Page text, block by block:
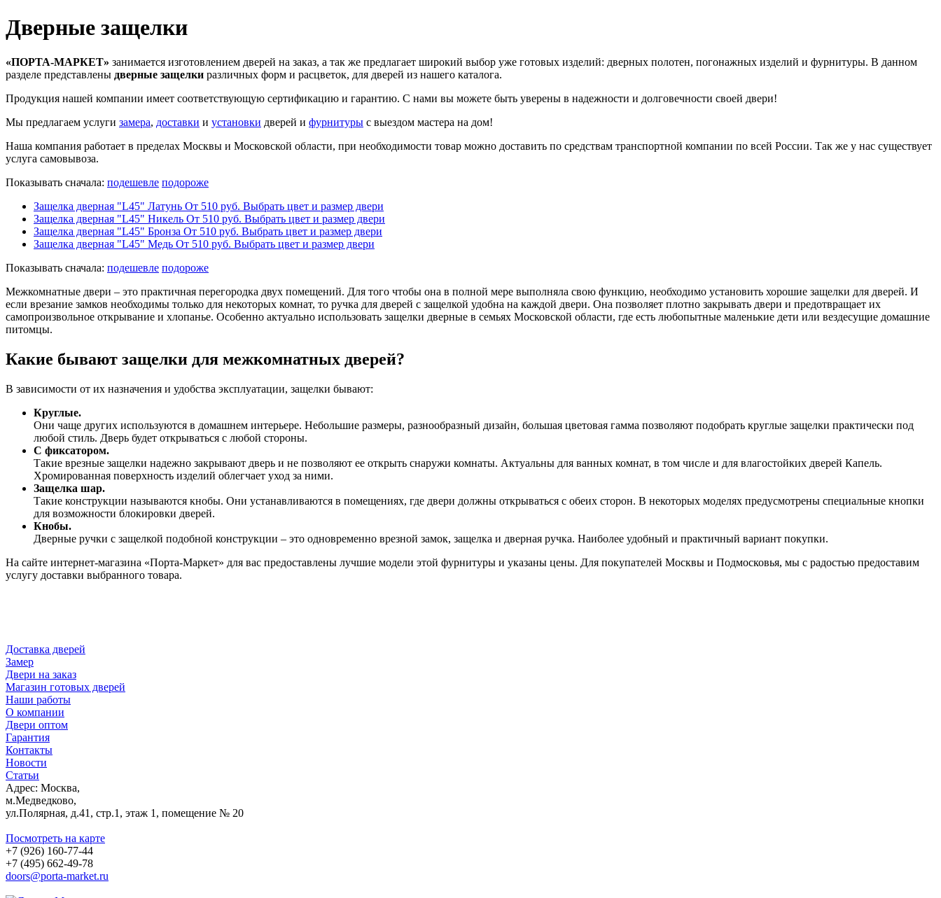
Дверные защелки
«ПОРТА-МАРКЕТ» занимается изготовлением дверей на заказ, а так же предлагает широкий выбор уже готовых изделий: дверных полотен, погонажных изделий и фурнитуры. В данном
разделе представлены дверные защелки различных форм и расцветок, для дверей из нашего каталога.
Продукция нашей компании имеет соответствующую сертификацию и гарантию. С нами вы можете быть уверены в надежности и долговечности своей двери!
Мы предлагаем услуги замера, доставки и установки дверей и фурнитуры с выездом мастера на дом!
Наша компания работает в пределах Москвы и Московской области, при необходимости товар можно доставить по средствам транспортной компании по всей России. Так же у нас существует
услуга самовывоза.
Показывать сначала: подешевле подороже
Защелка дверная "L45" Латунь От 510 руб. Выбрать цвет и размер двери
Защелка дверная "L45" Никель От 510 руб. Выбрать цвет и размер двери
Защелка дверная "L45" Бронза От 510 руб. Выбрать цвет и размер двери
Защелка дверная "L45" Медь От 510 руб. Выбрать цвет и размер двери
Показывать сначала: подешевле подороже
Межкомнатные двери – это практичная перегородка двух помещений. Для того чтобы она в полной мере выполняла свою функцию, необходимо установить хорошие защелки для дверей. И
если врезание замков необходимы только для некоторых комнат, то ручка для дверей с защелкой удобна на каждой двери. Она позволяет плотно закрывать двери и предотвращает их
самопроизвольное открывание и хлопанье. Особенно актуально использовать защелки дверные в семьях Московской области, где есть любопытные маленькие дети или вездесущие домашние
питомцы.
Какие бывают защелки для межкомнатных дверей?
В зависимости от их назначения и удобства эксплуатации, защелки бывают:
Круглые.
Они чаще других используются в домашнем интерьере. Небольшие размеры, разнообразный дизайн, большая цветовая гамма позволяют подобрать круглые защелки практически под
любой стиль. Дверь будет открываться с любой стороны.
С фиксатором.
Такие врезные защелки надежно закрывают дверь и не позволяют ее открыть снаружи комнаты. Актуальны для ванных комнат, в том числе и для влагостойких дверей Капель.
Хромированная поверхность изделий облегчает уход за ними.
Защелка шар.
Такие конструкции называются кнобы. Они устанавливаются в помещениях, где двери должны открываться с обеих сторон. В некоторых моделях предусмотрены специальные кнопки
для возможности блокировки дверей.
Кнобы.
Дверные ручки с защелкой подобной конструкции – это одновременно врезной замок, защелка и дверная ручка. Наиболее удобный и практичный вариант покупки.
На сайте интернет-магазина «Порта-Маркет» для вас предоставлены лучшие модели этой фурнитуры и указаны цены. Для покупателей Москвы и Подмосковья, мы с радостью предоставим
услугу доставки выбранного товара.
Доставка дверей
Замер
Двери на заказ
Магазин готовых дверей
Наши работы
О компании
Двери оптом
Гарантия
Контакты
Новости
Статьи
Адрес: Москва,
м.Медведково,
ул.Полярная, д.41, стр.1, этаж 1, помещение № 20
Посмотреть на карте
+7 (926) 160-77-44
+7 (495) 662-49-78
doors@porta-market.ru